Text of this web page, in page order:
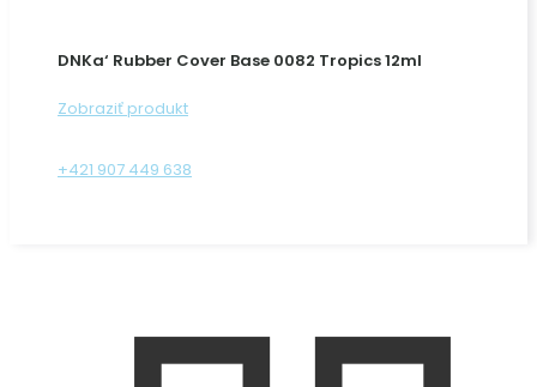
DNKa‘ Rubber Cover Base 0082 Tropics 12ml
Zobraziť produkt
+421 907 449 638